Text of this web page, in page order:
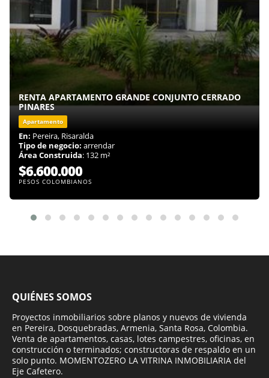
RENTA APARTAMENTO GRANDE CONJUNTO CERRADO
PINARES
Apartamento
En: Pereira, Risaralda
Tipo de negocio: arrendar
Área Construida: 132 m²
$6.600.000
PESOS COLOMBIANOS
QUIÉNES SOMOS
Proyectos inmobiliarios sobre planos y nuevos de vivienda
en Pereira, Dosquebradas, Armenia, Santa Rosa, Colombia.
Venta de apartamentos, casas, lotes campestres, oficinas, en
construcción o terminados; constructoras de respaldo en un
solo punto. MOMENTOZERO LA VITRINA INMOBILIARIA del
Eje Cafetero.